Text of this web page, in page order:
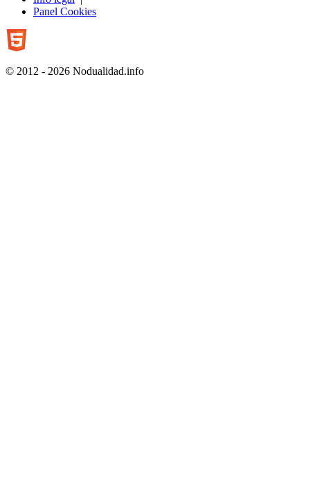
Panel Cookies
© 2012 - 2026 Nodualidad.info